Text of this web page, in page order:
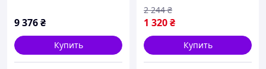
9 376₴
Купить
1 320₴
2 244 ₴
Купить